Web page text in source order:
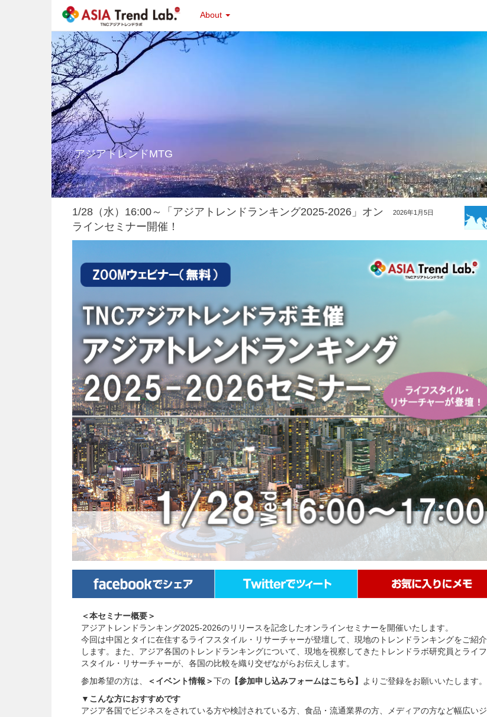
About
アジアトレンドMTG
1/28（水）16:00～「アジアトレンドランキング2025-2026」オン
ラインセミナー開催！
2026年1月5日
＜本セミナー概要＞
アジアトレンドランキング2025-2026のリリースを記念したオンラインセミナーを開催いたします。
今回は中国とタイに在住するライフスタイル・リサーチャーが登壇して、現地のトレンドランキングをご紹介
します。また、アジア各国のトレンドランキングについて、現地を視察してきたトレンドラボ研究員とライフ
スタイル・リサーチャーが、各国の比較を織り交ぜながらお伝えします。
参加希望の方は、
＜イベント情報＞下の 【参加申し込みフォームはこちら】 よりご登録をお願いいたします。
▼こんな方におすすめです
アジア各国でビジネスをされている方や検討されている方、食品・流通業界の方、メディアの方など幅広いジ